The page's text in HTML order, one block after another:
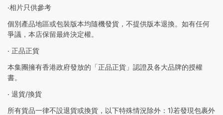
‧相片只供參考
個別產品地區或包裝版本均隨機發貨，不提供版本退換。如有任何
爭議，本店保留最終決定權。
‧ 正品正貨
本集團擁有香港政府發放的「正品正貨」認證及各大品牌的授權
書。
‧ 退貨/換貨
所有貨品一律不設退貨或換貨，以下特殊情況除外：1)若發現包裹外